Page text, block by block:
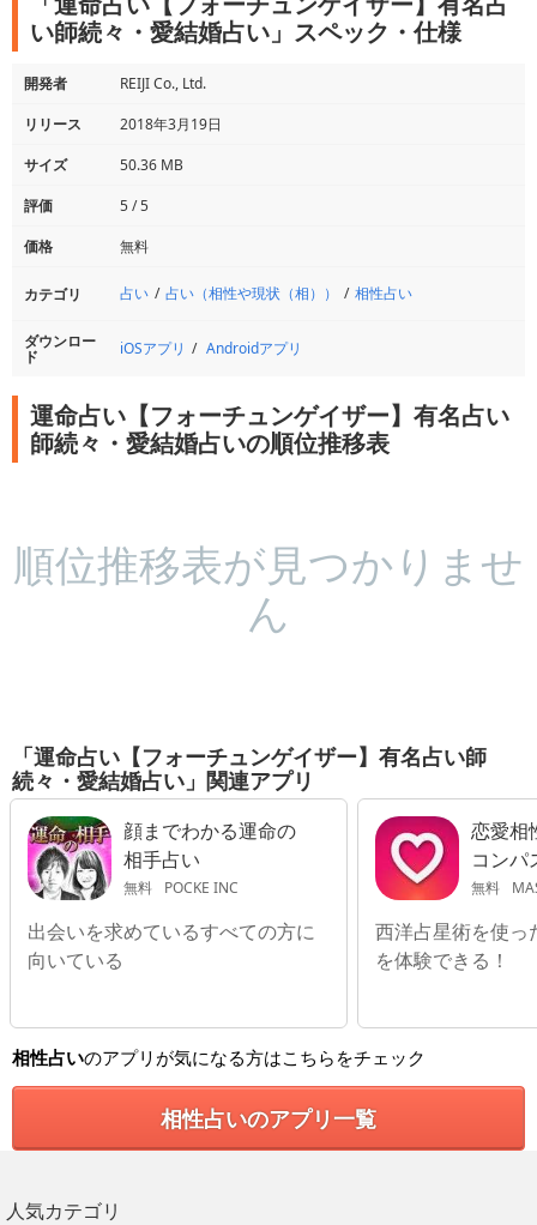
い師続々・愛結婚占い」スペック・仕様
開発者
REIJI Co., Ltd.
リリース
2018年3月19日
サイズ
50.36 MB
評価
5 / 5
価格
無料
カテゴリ 占い 占い（相性や現状（相）） 相性占い
ダウンロー
ド iOSアプリ Androidアプリ
運命占い【フォーチュンゲイザー】有名占い
師続々・愛結婚占いの順位推移表
順位推移表が見つかりませ
ん
「運命占い【フォーチュンゲイザー】有名占い師
続々・愛結婚占い」関連アプリ
顔までわかる運命の
相手占い
無料 POCKE INC
出会いを求めているすべての方に
向いている
恋愛相
コンパ
無料
西洋占星術を使っ
を体験できる！
相性占いのアプリが気になる方はこちらをチェック
相性占いのアプリ一覧
人気カテゴリ